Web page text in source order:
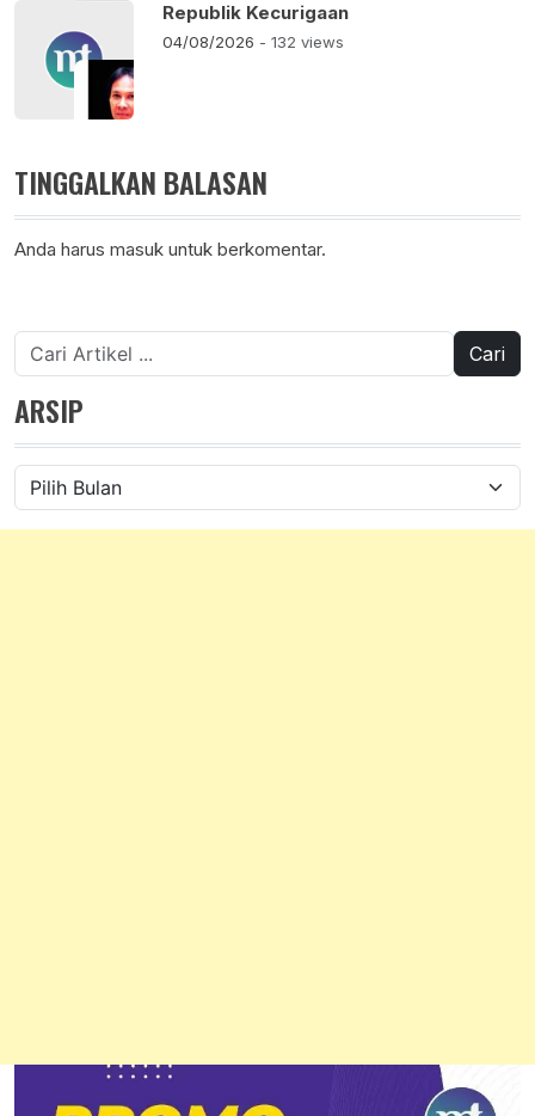
Republik Kecurigaan
04/08/2026 - 132 views
TINGGALKAN BALASAN
Anda harus masuk untuk berkomentar.
Cari
untuk:
ARSIP
Arsip